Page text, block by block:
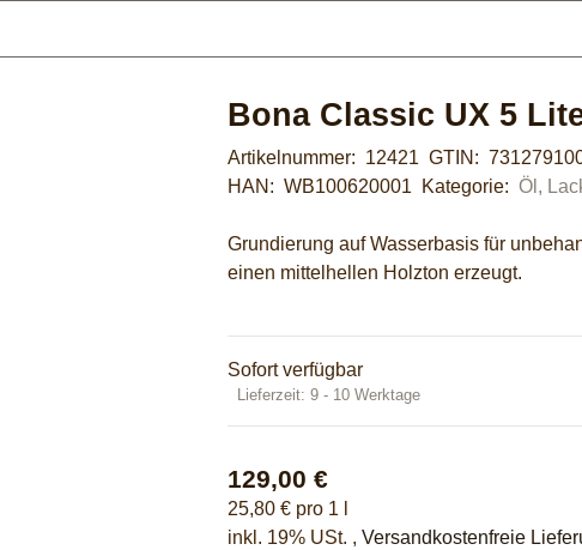
Bona Classic UX 5
Artikelnummer: 12421 GTIN:
HAN:WB100620001 Kategorie:Öl,
Grundierung auf Wasserbasis für
einen mittelhellen Holzton erzeugt.
Sofort verfügbar
Lieferzeit:9 - 10 Werktage
129,00 €
25,80 € pro 1 l
inkl. 19% USt. ,Versandkostenfreie